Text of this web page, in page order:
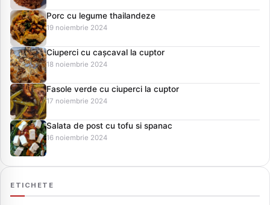
Porc cu legume thailandeze
19 noiembrie 2024
Ciuperci cu cașcaval la cuptor
18 noiembrie 2024
Fasole verde cu ciuperci la cuptor
17 noiembrie 2024
Salata de post cu tofu si spanac
16 noiembrie 2024
ETICHETE